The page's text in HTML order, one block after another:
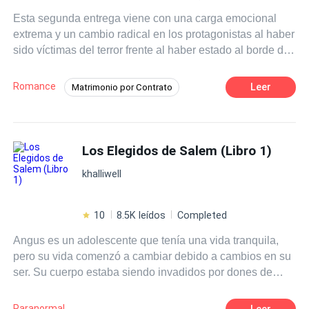
Esta segunda entrega viene con una carga emocional
extrema y un cambio radical en los protagonistas al haber
sido víctimas del terror frente al haber estado al borde de
reflexión en sus sentimientos, los obstáculos ahora serán
más difíciles con un asesino suelto y humillado por la
la lectura del Testamento dejado por Michel Sherman?
Acompañemos en este viaje a los personajes de esta
historia, con un cúmulo de emociones por dilucidar.
Romance Matrimonio por Contrato
Independiente Traición
Ritmo Rápido
Leer
Los Elegidos de Salem (Libro 1)
khalliwell
10 8.5K leídos Completed
Angus es un adolescente que tenía una vida tranquila,
pero su vida comenzó a cambiar debido a cambios en su
ser. Su cuerpo estaba siendo invadidos por dones de
hechiceros se verá afectada por los cazadores, por eso